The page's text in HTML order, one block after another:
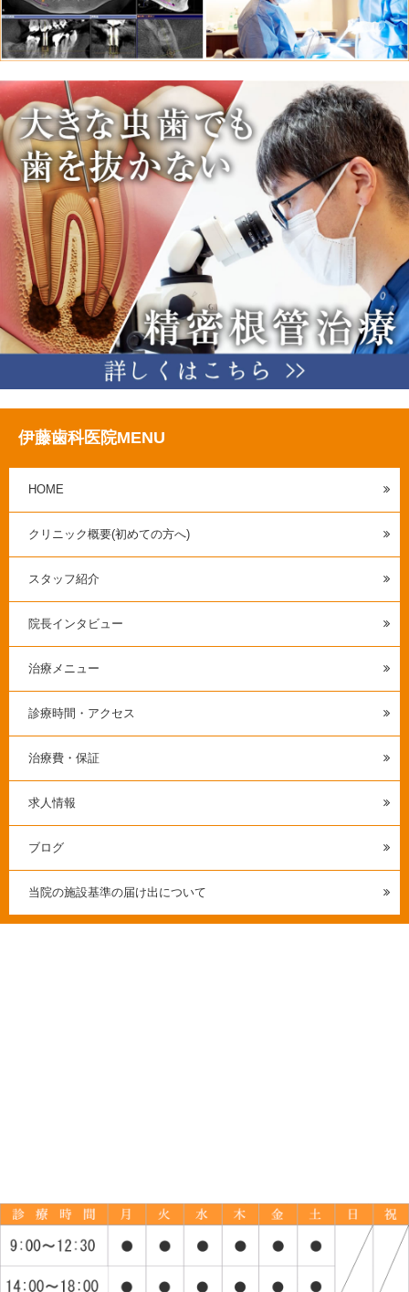
伊藤歯科医院MENU
HOME
クリニック概要(初めての方へ)
スタッフ紹介
院長インタビュー
治療メニュー
診療時間・アクセス
治療費・保証
求人情報
ブログ
当院の施設基準の届け出について